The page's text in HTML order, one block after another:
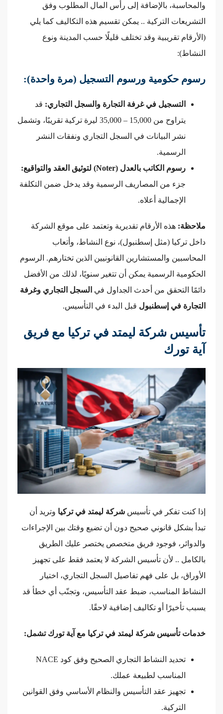
والمحاسبة، بالإضافة إلى رأس المال المطلوب وفق
التشريعات التركية .. يمكن تقسيم هذه التكاليف كما يلي
(الأرقام تقريبية وقد تختلف قليلًا حسب المدينة ونوع
النشاط):
رسوم حكومية ورسوم التسجيل (مرة واحدة):
التسجيل في غرفة التجارة والسجل التجاري: قد
يتراوح من 15,000 – 35,000 ليرة تركية تقريبًا، وتشمل
نشر البيانات في السجل التجاري ونفقات النشر
الرسمية.
رسوم الكاتب بالعدل (Noter) لتوثيق العقد والتواقيع:
جزء من المصاريف الرسمية وقد يدخل ضمن التكلفة
الإجمالية أعلاه.
ملاحظة: هذه الأرقام تقديرية وتعتمد على موقع الشركة
داخل تركيا (مثل إسطنبول)، نوع النشاط، وأتعاب
المحاسبين والمستشارين القانونيين الذين تختارهم. الرسوم
الحكومية الرسمية يمكن أن تتغير سنويًا، لذلك من الأفضل
دائمًا التحقق من أحدث الجداول في السجل التجاري وغرفة
التجارة في إسطنبول قبل البدء في التأسيس.
تأسيس شركة ليمتد في تركيا مع فريق
آية تورك
إذا كنت تفكر في تأسيس شركة ليمتد في تركيا وتريد أن
تبدأ بشكل قانوني صحيح دون أن تضيع وقتك بين الإجراءات
والدوائر، فوجود فريق متخصص يختصر عليك الطريق
بالكامل .. لأن تأسيس الشركة لا يعتمد فقط على تجهيز
الأوراق، بل على فهم تفاصيل السجل التجاري، اختيار
النشاط المناسب، ضبط عقد التأسيس، وتجنّب أي خطأ قد
يسبب تأخيرًا أو تكاليف إضافية لاحقًا.
خدمات تأسيس شركة ليمتد في تركيا مع آية تورك تشمل:
تحديد النشاط التجاري الصحيح وفق كود NACE
المناسب لطبيعة عملك.
تجهيز عقد التأسيس والنظام الأساسي وفق القوانين
التركية.